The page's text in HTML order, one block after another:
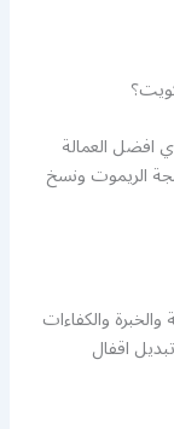
افضل العمالة
الريموت ونسخ
والكفاءات
اقفال